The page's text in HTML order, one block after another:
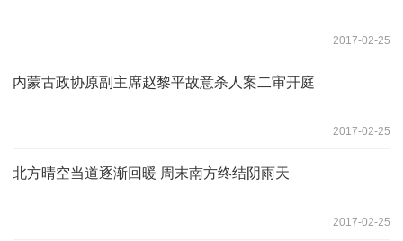
2017-02-25
内蒙古政协原副主席赵黎平故意杀人案二审开庭
2017-02-25
北方晴空当道逐渐回暖 周末南方终结阴雨天
2017-02-25